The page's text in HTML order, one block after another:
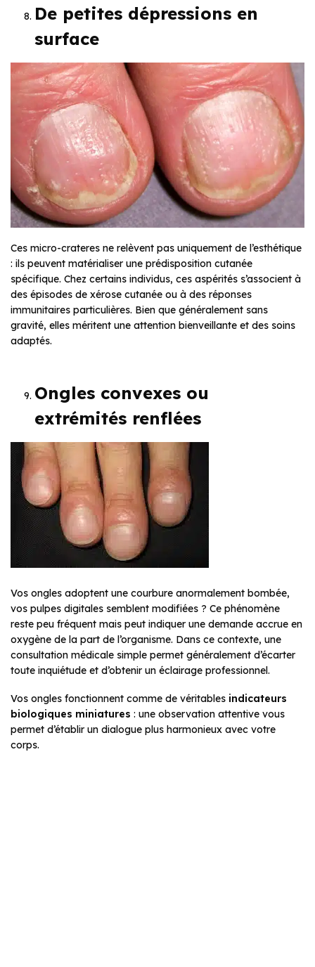
De petites dépressions en
surface
Ces micro-crateres ne relèvent pas uniquement de l’esthétique
: ils peuvent matérialiser une prédisposition cutanée
spécifique. Chez certains individus, ces aspérités s’associent à
des épisodes de xérose cutanée ou à des réponses
immunitaires particulières. Bien que généralement sans
gravité, elles méritent une attention bienveillante et des soins
adaptés.
Ongles convexes ou
extrémités renflées
Vos ongles adoptent une courbure anormalement bombée,
vos pulpes digitales semblent modifiées ? Ce phénomène
reste peu fréquent mais peut indiquer une demande accrue en
oxygène de la part de l’organisme. Dans ce contexte, une
consultation médicale simple permet généralement d’écarter
toute inquiétude et d’obtenir un éclairage professionnel.
Vos ongles fonctionnent comme de véritables indicateurs
biologiques miniatures : une observation attentive vous
permet d’établir un dialogue plus harmonieux avec votre
corps.